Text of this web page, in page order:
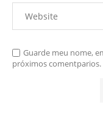
Guarde meu nome,
próximos comentparios.